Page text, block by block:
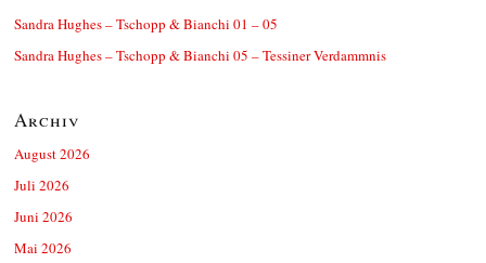
Sandra Hughes – Tschopp & Bianchi 01 – 05
Sandra Hughes – Tschopp & Bianchi 05 – Tessiner Verdammnis
Archiv
August 2026
Juli 2026
Juni 2026
Mai 2026